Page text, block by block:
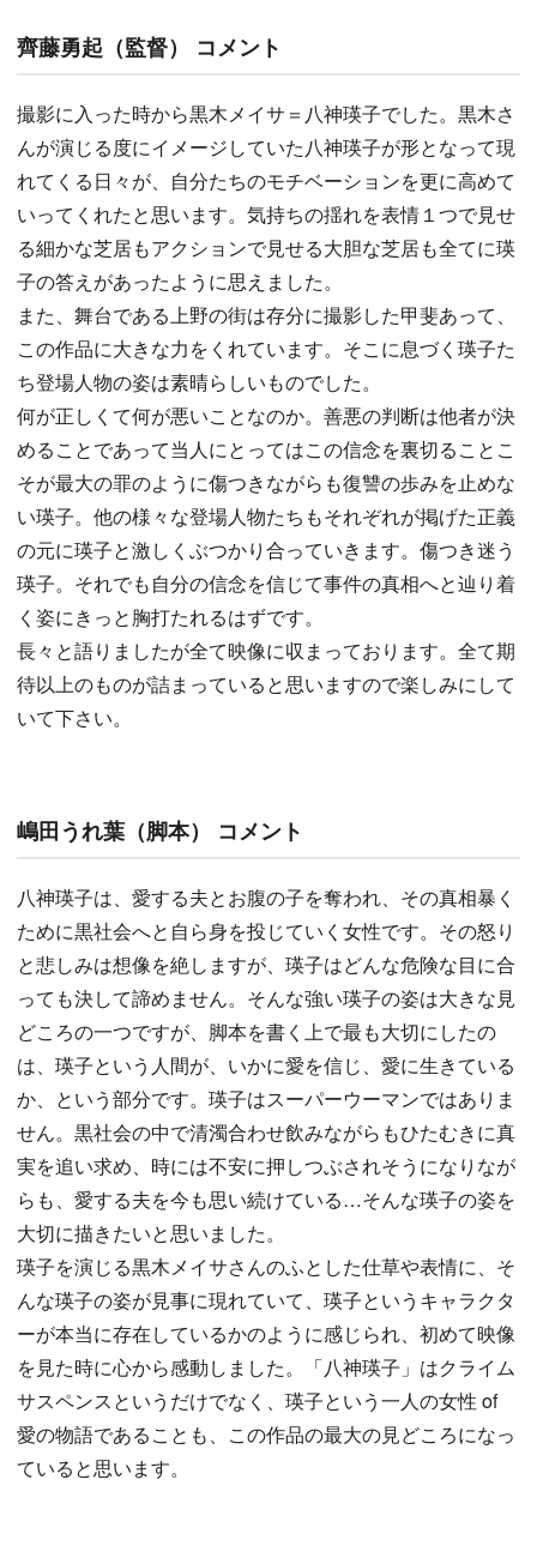
齊藤勇起（監督） コメント
撮影に入った時から黒木メイサ＝八神瑛子でした。黒木さ
んが演じる度にイメージしていた八神瑛子が形となって現
れてくる日々が、自分たちのモチベーションを更に高めて
いってくれたと思います。気持ちの揺れを表情１つで見せ
る細かな芝居もアクションで見せる大胆な芝居も全てに瑛
子の答えがあったように思えました。
また、舞台である上野の街は存分に撮影した甲斐あって、
この作品に大きな力をくれています。そこに息づく瑛子た
ち登場人物の姿は素晴らしいものでした。
何が正しくて何が悪いことなのか。善悪の判断は他者が決
めることであって当人にとってはこの信念を裏切ることこ
そが最大の罪のように傷つきながらも復讐の歩みを止めな
い瑛子。他の様々な登場人物たちもそれぞれが掲げた正義
の元に瑛子と激しくぶつかり合っていきます。傷つき迷う
瑛子。それでも自分の信念を信じて事件の真相へと辿り着
く姿にきっと胸打たれるはずです。
長々と語りましたが全て映像に収まっております。全て期
待以上のものが詰まっていると思いますので楽しみにして
いて下さい。
嶋田うれ葉（脚本） コメント
八神瑛子は、愛する夫とお腹の子を奪われ、その真相暴く
ために黒社会へと自ら身を投じていく女性です。その怒り
と悲しみは想像を絶しますが、瑛子はどんな危険な目に合
っても決して諦めません。そんな強い瑛子の姿は大きな見
どころの一つですが、脚本を書く上で最も大切にしたの
は、瑛子という人間が、いかに愛を信じ、愛に生きている
か、という部分です。瑛子はスーパーウーマンではありま
せん。黒社会の中で清濁合わせ飲みながらもひたむきに真
実を追い求め、時には不安に押しつぶされそうになりなが
らも、愛する夫を今も思い続けている…そんな瑛子の姿を
大切に描きたいと思いました。
瑛子を演じる黒木メイサさんのふとした仕草や表情に、そ
んな瑛子の姿が見事に現れていて、瑛子というキャラクタ
ーが本当に存在しているかのように感じられ、初めて映像
を見た時に心から感動しました。「八神瑛子」はクライム
サスペンスというだけでなく、瑛子という一人の女性 of
愛の物語であることも、この作品の最大の見どころになっ
ていると思います。